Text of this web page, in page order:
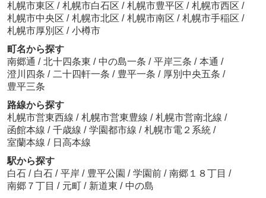
札幌市東区 / 札幌市白石区 / 札幌市豊平区 / 札幌市西区 /
札幌市中央区 / 札幌市北区 / 札幌市南区 / 札幌市手稲区 /
札幌市厚別区 / 小樽市
町名から探す
南郷通 / 北十四条東 / 中の島一条 / 平岸三条 / 本通 /
澄川四条 / 二十四軒一条 / 豊平一条 / 厚別中央五条 /
豊平三条
路線から探す
札幌市営東西線 / 札幌市営東豊線 / 札幌市営南北線 /
函館本線 / 千歳線 / 学園都市線 / 札幌市電２系統 /
室蘭本線 / 日高本線
駅から探す
白石 / 白石 / 平岸 / 豊平公園 / 学園前 / 南郷１８丁目 /
南郷７丁目 / 元町 / 新道東 / 中の島